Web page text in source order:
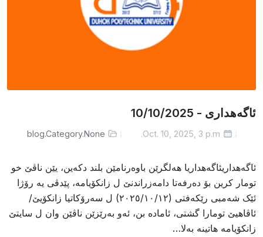
ئاگەهداری - 10/10/2025
blog.Category.None
ئاگەهداریئاگەهداریا هەلگرێن باوەرنامێن بلند دکەین، یێن ناڤێ خو
تومار کرین بۆ دەرفەتا دامەزراندنێ ل زانکۆیامە، پێدڤی یە رۆژا
ئێک شەمبی رێکەفتی (٢٠٢٥/١٠/١٢) ل سەرۆکاتیا زانکۆیێ/
ئاڤاهیێ تومارا گشتی، ئامادە بن، ئەو بەرێزێن ناڤێن وان ل سایتێ
زانکۆیامە هاتینە بەلا…